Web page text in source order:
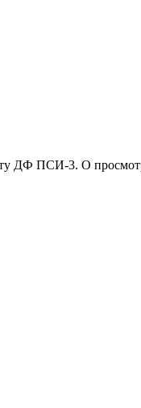
ДФ ПСИ-3. О